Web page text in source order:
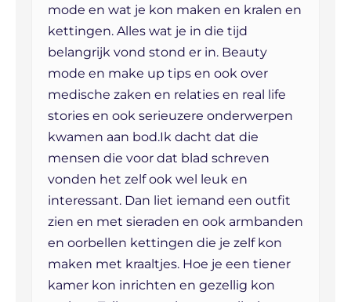
mode en wat je kon maken en kralen en
kettingen. Alles wat je in die tijd
belangrijk vond stond er in. Beauty
mode en make up tips en ook over
medische zaken en relaties en real life
stories en ook serieuzere onderwerpen
kwamen aan bod.Ik dacht dat die
mensen die voor dat blad schreven
vonden het zelf ook wel leuk en
interessant. Dan liet iemand een outfit
zien en met sieraden en ook armbanden
en oorbellen kettingen die je zelf kon
maken met kraaltjes. Hoe je een tiener
kamer kon inrichten en gezellig kon